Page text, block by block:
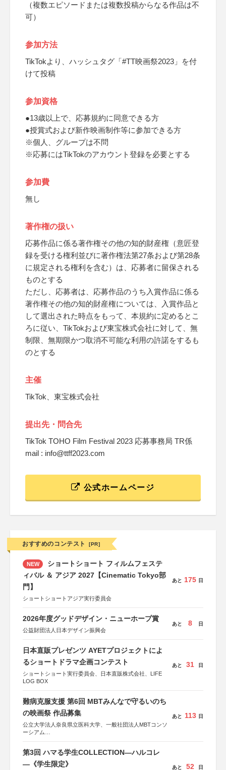
（複数エピソードまたは複数投稿からなる作品は不
可）
参加方法
TikTokより、ハッシュタグ「#TT映画祭2023」を付
けて投稿
参加資格
●13歳以上で、応募規約に同意できる方
●授賞式および新作映画制作等に参加できる方
※個人、グループは不問
※応募にはTikTokのアカウント登録を必要とする
参加費
無し
著作権の扱い
応募作品に係る著作権その他の知的財産権（意匠登
録を受ける権利並びに著作権法第27条および第28条
に規定される権利を含む）は、応募者に留保される
ものとする
ただし、応募者は、応募作品のうち入賞作品に係る
著作権その他の知的財産権については、入賞作品と
して選出された時点をもって、本規約に定めるとこ
ろに従い、TikTokおよび東宝株式会社に対して、無
制限、無期限かつ取消不可能な利用の許諾をするも
のとする
主催
TikTok、東宝株式会社
提出先・問合先
TikTok TOHO Film Festival 2023 応募事務局 TR係
mail : info@ttff2023.com
公式ホームページ
おすすめのコンテスト [PR]
NEW
ショートショート フィルムフェステ
ィバル ＆ アジア 2027【Cinematic Tokyo部
門】
ショートショートアジア実行委員会
あと 175 日
2026年度グッドデザイン・ニューホープ賞
公益財団法人日本デザイン振興会
あと 8 日
日本直販プレゼンツ AYETプロジェクトによ
るショートドラマ企画コンテスト
ショートショート実行委員会、日本直販株式会社、LIFE
LOG BOX
あと 31 日
難病克服支援 第6回 MBTみんなで守るいのち
の映画祭 作品募集
公立大学法人奈良県立医科大学、一般社団法人MBTコンソ
ーシアム
後援：厚生労働省
文部科学省
あと 113 日
第3回 ハマる学生COLLECTION―ハルコレ
―《学生限定》
あと 52 日